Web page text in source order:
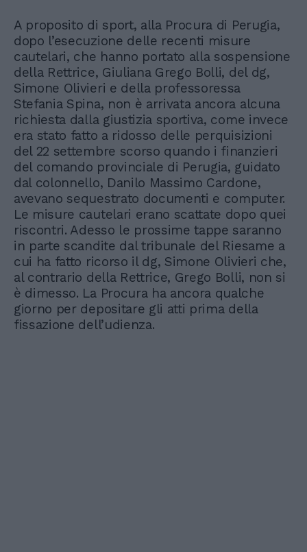
A proposito di sport, alla Procura di Perugia,
dopo l’esecuzione delle recenti misure
cautelari, che hanno portato alla sospensione
della Rettrice, Giuliana Grego Bolli, del dg,
Simone Olivieri e della professoressa
Stefania Spina, non è arrivata ancora alcuna
richiesta dalla giustizia sportiva, come invece
era stato fatto a ridosso delle perquisizioni
del 22 settembre scorso quando i finanzieri
del comando provinciale di Perugia, guidato
dal colonnello, Danilo Massimo Cardone,
avevano sequestrato documenti e computer.
Le misure cautelari erano scattate dopo quei
riscontri. Adesso le prossime tappe saranno
in parte scandite dal tribunale del Riesame a
cui ha fatto ricorso il dg, Simone Olivieri che,
al contrario della Rettrice, Grego Bolli, non si
è dimesso. La Procura ha ancora qualche
giorno per depositare gli atti prima della
fissazione dell’udienza.